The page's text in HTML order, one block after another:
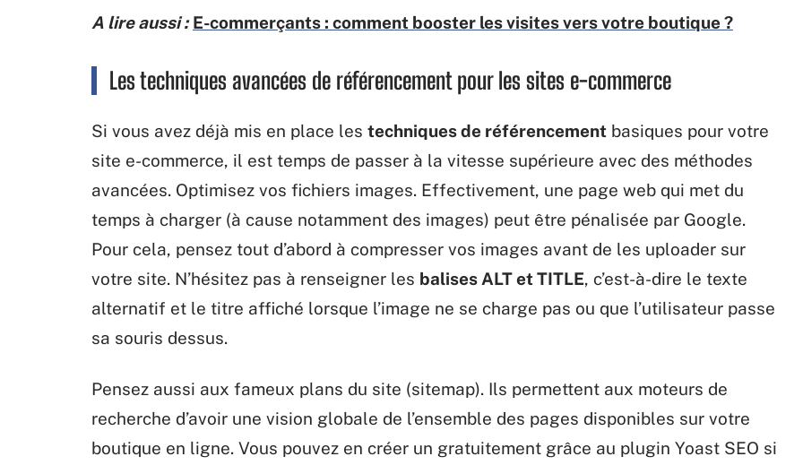
A lire aussi : E-commerçants : comment booster les visites vers votre boutique ?
Les techniques avancées de référencement pour les sites e-commerce
Si vous avez déjà mis en place les techniques de référencement basiques pour votre
site e-commerce, il est temps de passer à la vitesse supérieure avec des méthodes
avancées. Optimisez vos fichiers images. Effectivement, une page web qui met du
temps à charger (à cause notamment des images) peut être pénalisée par Google.
Pour cela, pensez tout d’abord à compresser vos images avant de les uploader sur
votre site. N’hésitez pas à renseigner les balises ALT et TITLE, c’est-à-dire le texte
alternatif et le titre affiché lorsque l’image ne se charge pas ou que l’utilisateur passe
sa souris dessus.
Pensez aussi aux fameux plans du site (sitemap). Ils permettent aux moteurs de
recherche d’avoir une vision globale de l’ensemble des pages disponibles sur votre
boutique en ligne. Vous pouvez en créer un gratuitement grâce au plugin Yoast SEO si